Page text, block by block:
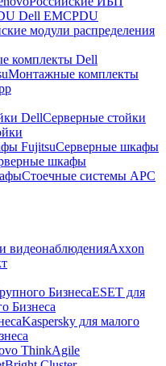
Dell EMCPDU
модули распределения
комплекты Dell
Монтажные комплекты
DellСерверные стойки
FujitsuСерверные шкафы
шкафы
Стоечные системы APC
видеонаблюденияAxxon
БизнесаESET для
Бизнеса
Kaspersky для малого
ThinkAgile